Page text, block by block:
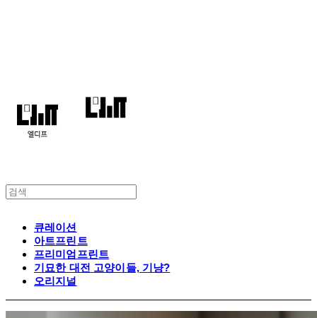
큐레이션
아트프린트
프리미엄프린트
기묘한 대전 고양이들, 기냥?
오리지널